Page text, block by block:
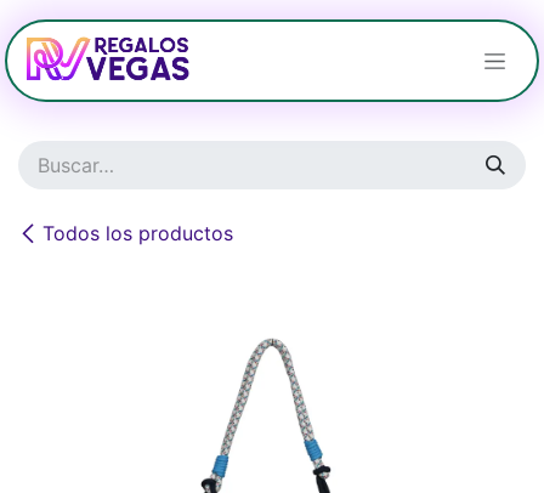
Ir al contenido
Todos los productos